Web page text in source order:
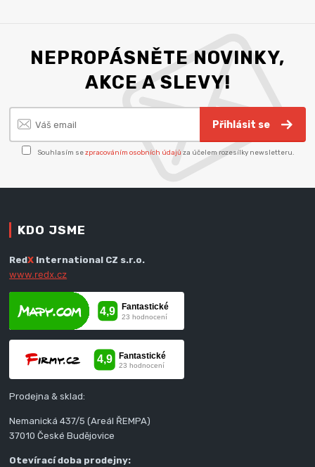
NEPROPÁSNĚTE NOVINKY,
AKCE A SLEVY!
Přihlásit se
Souhlasím sezpracováním osobních údajů za účelem rozesílky newsletteru.
KDO JSME
RedX International CZ s.r.o.
www.redx.cz
Prodejna & sklad:
Nemanická 437/5 (Areál ŘEMPA)
37010 České Budějovice
Otevírací doba prodejny: